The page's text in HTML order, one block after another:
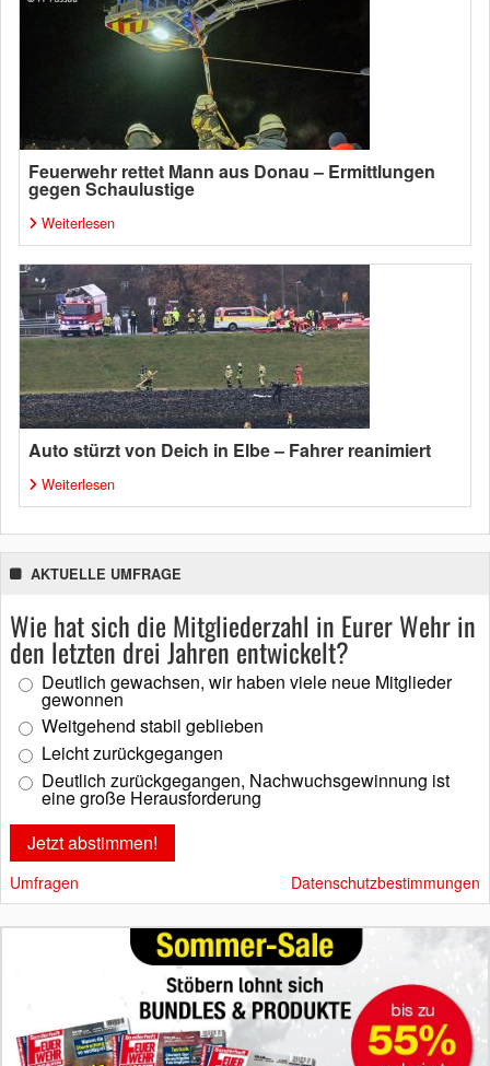
Feuerwehr rettet Mann aus Donau – Ermittlungen
gegen Schaulustige
Weiterlesen
Auto stürzt von Deich in Elbe – Fahrer reanimiert
Weiterlesen
AKTUELLE UMFRAGE
Wie hat sich die Mitgliederzahl in Eurer Wehr in
den letzten drei Jahren entwickelt?
Deutlich gewachsen, wir haben viele neue Mitglieder
gewonnen
Weitgehend stabil geblieben
Leicht zurückgegangen
Deutlich zurückgegangen, Nachwuchsgewinnung ist
eine große Herausforderung
Umfragen Datenschutzbestimmungen